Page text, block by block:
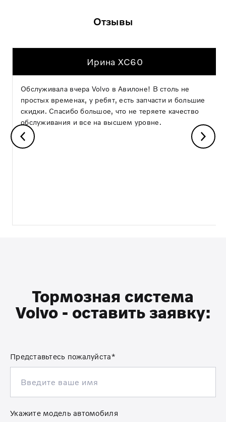
Отзывы
Ирина XC60
Обслуживала вчера Volvo в Авилоне! В столь не
простых временах, у ребят, есть запчасти и большие
скидки. Спасибо большое, что не теряете качество
обслуживания и все на высшем уровне.
Тормозная система
Volvo - оставить заявку:
Представьтесь пожалуйста*
Укажите модель автомобиля